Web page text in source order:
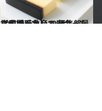
2020.9.20
【成城石井】で出合ったら即買いたい！ 編集部員指名の手土産10選
グルメ